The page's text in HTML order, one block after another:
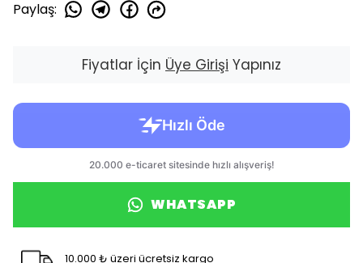
Paylaş:
Fiyatlar İçin Üye Girişi Yapınız
WHATSAPP
10.000 ₺ üzeri ücretsiz kargo